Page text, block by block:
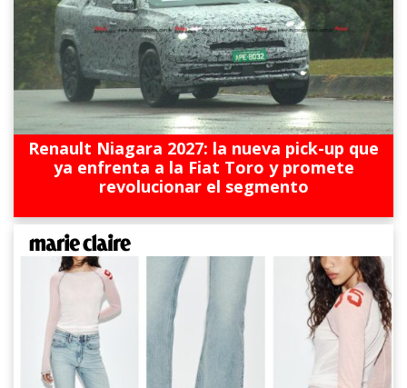
Renault Niagara 2027: la nueva pick-up que
ya enfrenta a la Fiat Toro y promete
revolucionar el segmento